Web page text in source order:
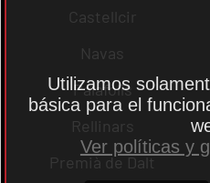
Castellcir
Navas
Palafolls
Rellinars
Premià de Dalt
Utilizamos
básica para el
Ver políticas y